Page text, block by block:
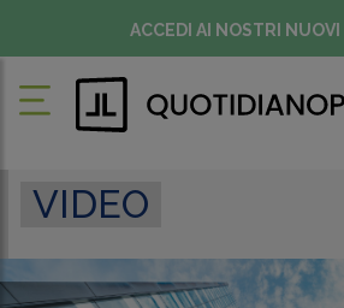
ACCEDI AI NOSTRI NUOVI
VIDEO